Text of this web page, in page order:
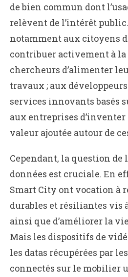
de bien commun dont
relèvent de l’intérêt
notamment aux citoyens
contribuer activement à la
chercheurs d’alimenter
travaux ; aux
services innovants basés
aux entreprises d’inventer
valeur ajoutée autour de
Cependant, la question de
données est cruciale. En
Smart City ont vocation à
durables et résiliantes vis
ainsi que d’améliorer la
Mais les dispositifs de
les datas récupérées par
connectés sur le mobilier